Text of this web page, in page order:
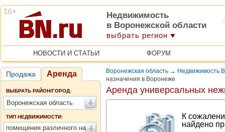
Недвижимость
в Воронежской области
выбрать регион
НОВОСТИ И СТАТЬИ ФОРУМ
Продажа Аренда
ВЫБРАТЬ РАЙОН/ГОРОД:
Воронежская область
ТИП НЕДВИЖИМОСТИ:
помещения различного назначения
Воронежская область → Недвижимость
назначения в Воронеже
Аренда универсальных
К
найдено